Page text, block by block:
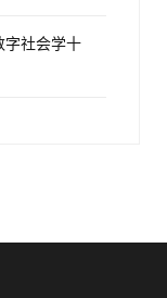
字社会学十